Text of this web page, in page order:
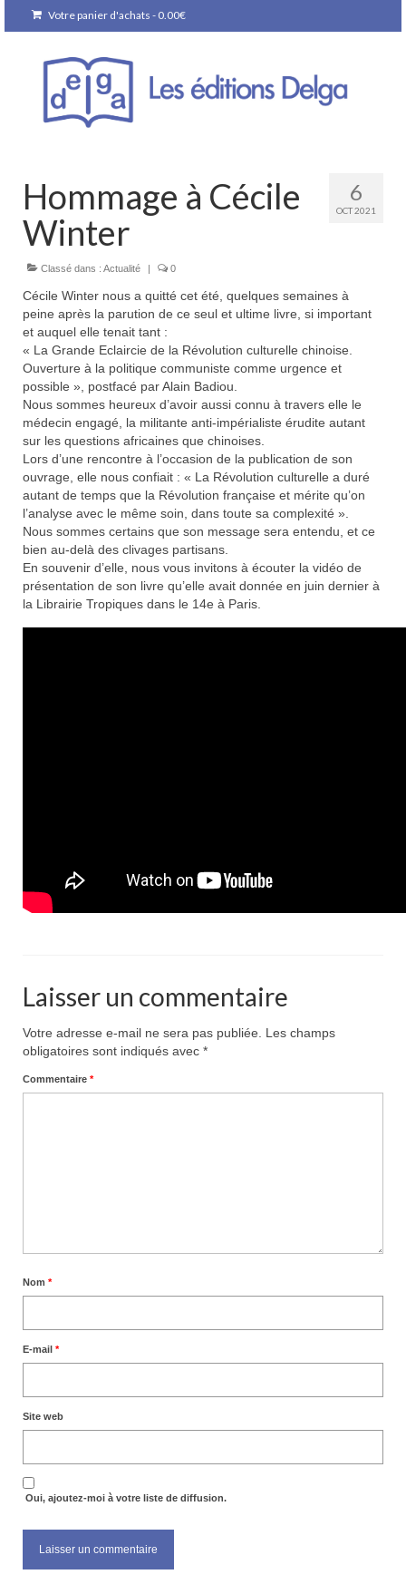
Votre panier d'achats - 0.00€
6
OCT 2021
Hommage à Cécile
Winter
Classé dans : Actualité | 0
Cécile Winter nous a quitté cet été, quelques semaines à
peine après la parution de ce seul et ultime livre, si important
et auquel elle tenait tant :
« La Grande Eclaircie de la Révolution culturelle chinoise.
Ouverture à la politique communiste comme urgence et
possible », postfacé par Alain Badiou.
Nous sommes heureux d’avoir aussi connu à travers elle le
médecin engagé, la militante anti-impérialiste érudite autant
sur les questions africaines que chinoises.
Lors d’une rencontre à l’occasion de la publication de son
ouvrage, elle nous confiait : « La Révolution culturelle a duré
autant de temps que la Révolution française et mérite qu’on
l’analyse avec le même soin, dans toute sa complexité ».
Nous sommes certains que son message sera entendu, et ce
bien au-delà des clivages partisans.
En souvenir d’elle, nous vous invitons à écouter la vidéo de
présentation de son livre qu’elle avait donnée en juin dernier à
la Librairie Tropiques dans le 14e à Paris.
Laisser un commentaire
Votre adresse e-mail ne sera pas publiée.
Les champs
obligatoires sont indiqués avec *
Commentaire *
Nom *
E-mail *
Site web
Oui, ajoutez-moi à votre liste de diffusion.